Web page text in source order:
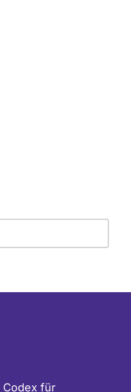
Codex für